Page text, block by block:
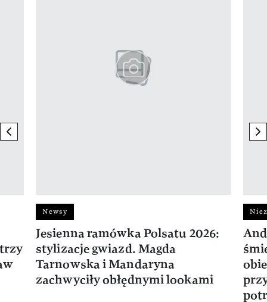
previous element
Newsy
Jesienna ramówka Polsatu 2026:
stylizacje gwiazd. Magda
Tarnowska i Mandaryna
zachwyciły obłędnymi lookami